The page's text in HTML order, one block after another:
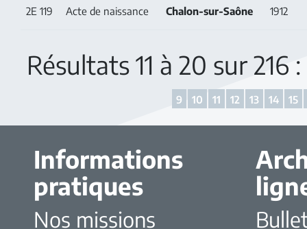
2E 119 Acte de naissance Chalon-sur-Saône 1912
Résultats 11 à 20 sur
9 10 11 12 13 14 15
Informations
pratiques
Nos missions